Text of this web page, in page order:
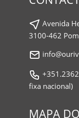
Avenida
3100-462
fixa nacional)
MAPA